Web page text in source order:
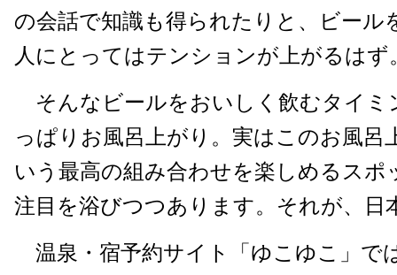
の会話で知識も得られたりと、ビール
人にとってはテンションが上がるはず
そんなビールをおいしく飲むタイミ
っぱりお風呂上がり。実はこのお風呂
いう最高の組み合わせを楽しめるスポ
注目を浴びつつあります。それが、日
温泉・宿予約サイト「ゆこゆこ」で